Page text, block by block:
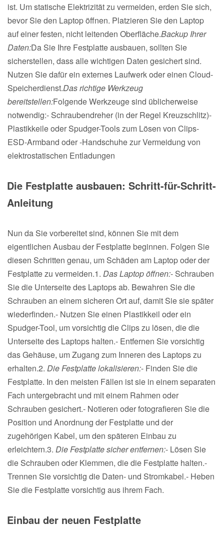
ist. Um statische Elektrizität zu vermeiden, erden Sie sich,
bevor Sie den Laptop öffnen. Platzieren Sie den Laptop
auf einer festen, nicht leitenden Oberfläche.Backup Ihrer
Daten:Da Sie Ihre Festplatte ausbauen, sollten Sie
sicherstellen, dass alle wichtigen Daten gesichert sind.
Nutzen Sie dafür ein externes Laufwerk oder einen Cloud-
Speicherdienst.Das richtige Werkzeug
bereitstellen:Folgende Werkzeuge sind üblicherweise
notwendig:- Schraubendreher (in der Regel Kreuzschlitz)-
Plastikkeile oder Spudger-Tools zum Lösen von Clips-
ESD-Armband oder -Handschuhe zur Vermeidung von
elektrostatischen Entladungen
Die Festplatte ausbauen: Schritt-für-Schritt-
Anleitung
Nun da Sie vorbereitet sind, können Sie mit dem
eigentlichen Ausbau der Festplatte beginnen. Folgen Sie
diesen Schritten genau, um Schäden am Laptop oder der
Festplatte zu vermeiden.1. Das Laptop öffnen:- Schrauben
Sie die Unterseite des Laptops ab. Bewahren Sie die
Schrauben an einem sicheren Ort auf, damit Sie sie später
wiederfinden.- Nutzen Sie einen Plastikkeil oder ein
Spudger-Tool, um vorsichtig die Clips zu lösen, die die
Unterseite des Laptops halten.- Entfernen Sie vorsichtig
das Gehäuse, um Zugang zum Inneren des Laptops zu
erhalten.2. Die Festplatte lokalisieren:- Finden Sie die
Festplatte. In den meisten Fällen ist sie in einem separaten
Fach untergebracht und mit einem Rahmen oder
Schrauben gesichert.- Notieren oder fotografieren Sie die
Position und Anordnung der Festplatte und der
zugehörigen Kabel, um den späteren Einbau zu
erleichtern.3. Die Festplatte sicher entfernen:- Lösen Sie
die Schrauben oder Klemmen, die die Festplatte halten.-
Trennen Sie vorsichtig die Daten- und Stromkabel.- Heben
Sie die Festplatte vorsichtig aus ihrem Fach.
Einbau der neuen Festplatte